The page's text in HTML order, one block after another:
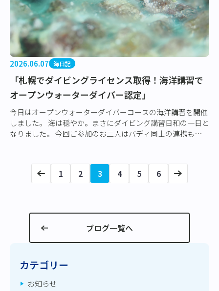
2026.06.07 海日記
「札幌でダイビングライセンス取得！海洋講習で
オープンウォーターダイバー認定」
今日はオープンウォーターダイバーコースの海洋講習を開催
しました。 海は穏やか。まさにダイビング講習日和の一日と
なりました。 今回ご参加のお二人はバディ同士の連携も良
1 2 3 4 5 6
ブログ一覧へ
カテゴリー
お知らせ